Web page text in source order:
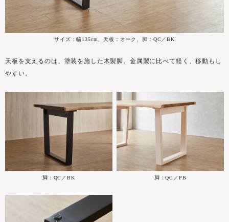
サイズ：幅135cm、天板：オーク、脚：QC／BK
天板を支えるのは、塗装を施した木製脚。金属製に比べて軽く、移動もし
やすい。
脚：QC／BK 脚：QC／PB